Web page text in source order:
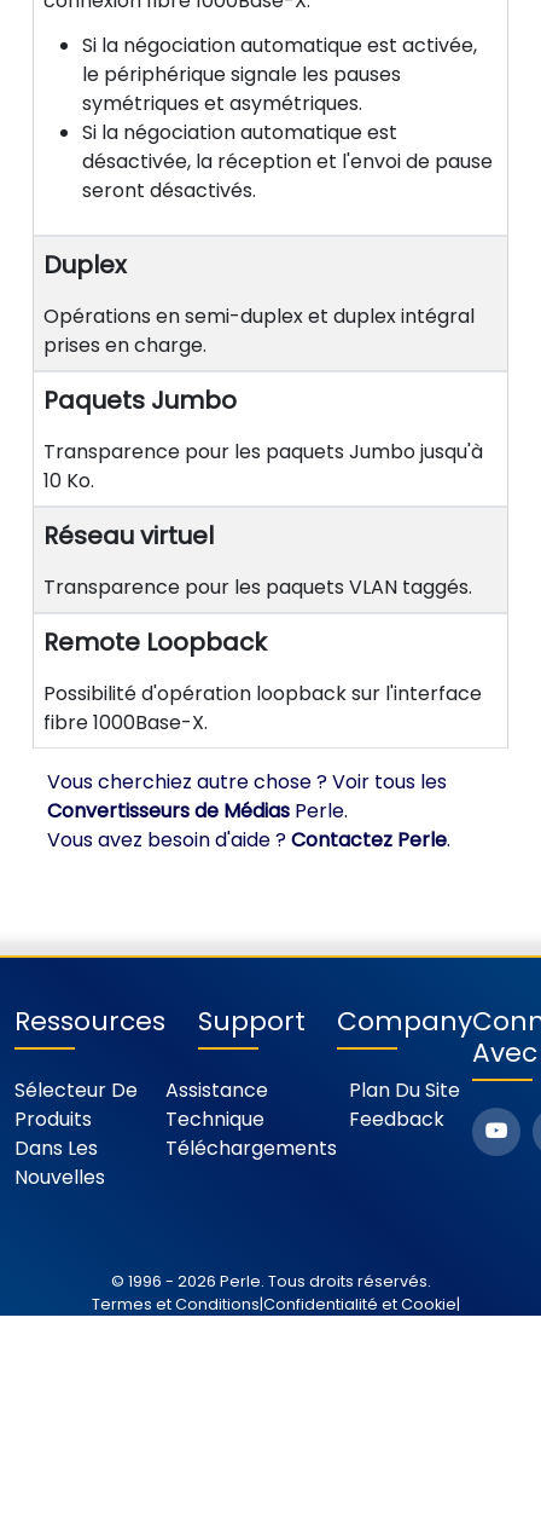
Si la négociation automatique est activée,
le périphérique signale les pauses
symétriques et asymétriques.
Si la négociation automatique est
désactivée, la réception et l'envoi de pause
seront désactivés.
Duplex
Opérations en semi-duplex et duplex intégral
prises en charge.
Paquets Jumbo
Transparence pour les paquets Jumbo jusqu'à
10 Ko.
Réseau virtuel
Transparence pour les paquets VLAN taggés.
Remote Loopback
Possibilité d'opération loopback sur l'interface
fibre 1000Base-X.
Vous cherchiez autre chose ? Voir tous les
Convertisseurs de Médias Perle.
Vous avez besoin d'aide ?Contactez Perle.
Ressources
Sélecteur De
Produits
Dans Les
Nouvelles
Support
Assistance
Technique
Téléchargements
Company
Plan Du Site
Feedback
© 1996 - 2026 Perle. Tous droits réservés.
Termes et Conditions|Confidentialité et Cookie|